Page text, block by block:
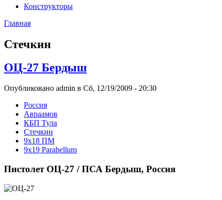
Конструкторы
Главная
Стечкин
ОЦ-27 Бердыш
Опубликовано admin в Сб, 12/19/2009 - 20:30
Росcия
Авраамов
КБП Тула
Стечкин
9x18 ПМ
9x19 Parabellum
Пистолет ОЦ-27 / ПСА Бердыш, Россия